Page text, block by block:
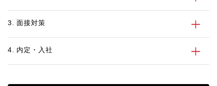
3. 面接対策
4. 内定・入社